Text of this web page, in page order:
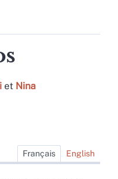
et Nina
Français English